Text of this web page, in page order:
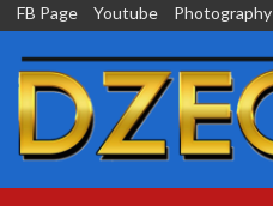
Skip
content
FB Page Youtube Photography